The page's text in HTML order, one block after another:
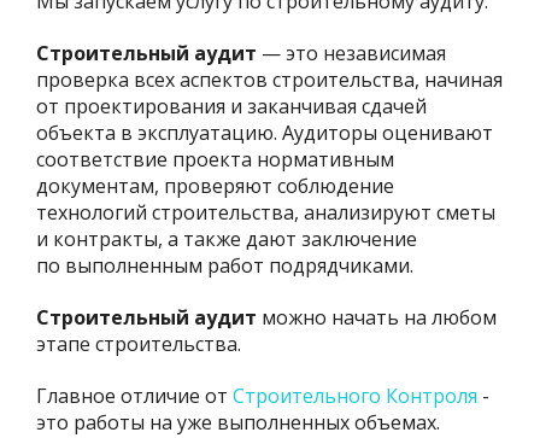
Строительный аудит — это независимая
проверка всех аспектов строительства, начиная
от проектирования и заканчивая сдачей
объекта в эксплуатацию. Аудиторы оценивают
соответствие проекта нормативным
документам, проверяют соблюдение
технологий строительства, анализируют сметы
и контракты, а также дают заключение
по выполненным работ подрядчиками.
Строительный аудит можно начать на любом
этапе строительства.
Главное отличие от Строительного Контроля -
это работы на уже выполненных объемах.